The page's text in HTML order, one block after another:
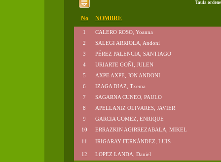
Taula
No NOMBRE
1
CALERO ROSO, Yoanna
2
SALEGI ARRIOLA, Andoni
3
PÉREZ PALENCIA, SANTIAGO
4
URIARTE GOÑI, JULEN
5
AXPE AXPE, JON ANDONI
6
IZAGA DIAZ, Txema
7
SAGARNA CUNEO, PAULO
8
APELLANIZ OLIVARES, JAVIER
9
GARCIA GOMEZ, ENRIQUE
10
ERRAZKIN AGIRREZABALA, MIKEL
11
IRIGARAY FERNÁNDEZ, LUIS
12
LOPEZ LANDA, Daniel